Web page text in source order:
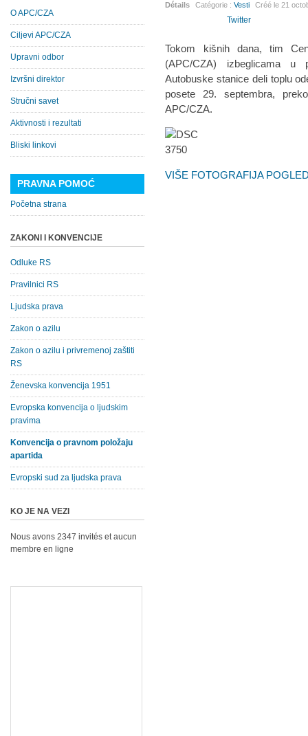
Détails Catégorie :Vesti Créé le21
Twitter
Tokom kišnih dana, tim
(APC/CZA) izbeglicama u
Autobuske stanice deli toplu
posete 29. septembra,
APC/CZA.
VIŠE FOTOGRAFIJA
O APC/CZA
Ciljevi APC/CZA
Upravni odbor
Izvršni direktor
Stručni savet
Aktivnosti i rezultati
Bliski linkovi
PRAVNA POMOĆ
Početna strana
ZAKONI I KONVENCIJE
Odluke RS
Pravilnici RS
Ljudska prava
Zakon o azilu
Zakon o azilu i privremenoj zaštiti
RS
Ženevska konvencija 1951
Evropska konvencija o ljudskim
pravima
Konvencija o pravnom položaju
apartida
Evropski sud za ljudska prava
KO JE NA VEZI
Nous avons 2347 invités et aucun
membre en ligne